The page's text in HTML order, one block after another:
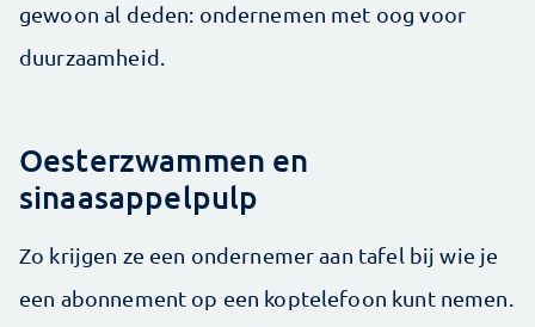
gewoon al deden: ondernemen met oog voor
duurzaamheid.
Oesterzwammen en
sinaasappelpulp
Zo krijgen ze een ondernemer aan tafel bij wie je
een abonnement op een koptelefoon kunt nemen.